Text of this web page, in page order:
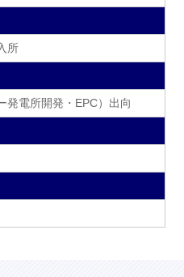
所
発電所開発・EPC）出向